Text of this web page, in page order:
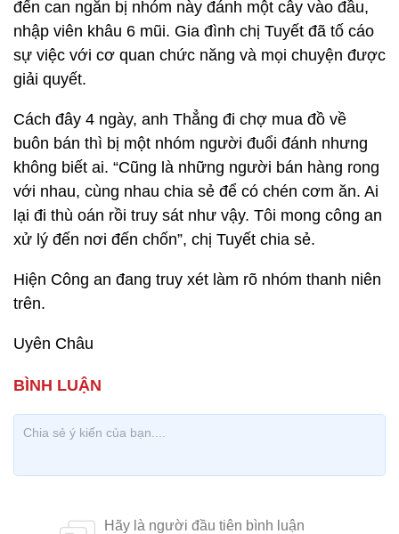
đến can ngăn bị nhóm này đánh một cây vào đầu,
nhập viên khâu 6 mũi. Gia đình chị Tuyết đã tố cáo
sự việc với cơ quan chức năng và mọi chuyện được
giải quyết.
Cách đây 4 ngày, anh Thẳng đi chợ mua đồ về
buôn bán thì bị một nhóm người đuổi đánh nhưng
không biết ai. “Cũng là những người bán hàng rong
với nhau, cùng nhau chia sẻ để có chén cơm ăn. Ai
lại đi thù oán rồi truy sát như vậy. Tôi mong công an
xử lý đến nơi đến chốn”, chị Tuyết chia sẻ.
Hiện Công an đang truy xét làm rõ nhóm thanh niên
trên.
Uyên Châu